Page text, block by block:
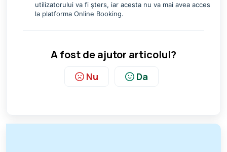
utilizatorului va fi șters, iar acesta nu va mai avea acces
la platforma Online Booking.
A fost de ajutor articolul?
Nu Da